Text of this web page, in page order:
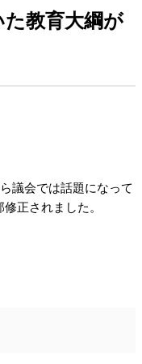
教育大綱が
議会では話題になって
正されました。